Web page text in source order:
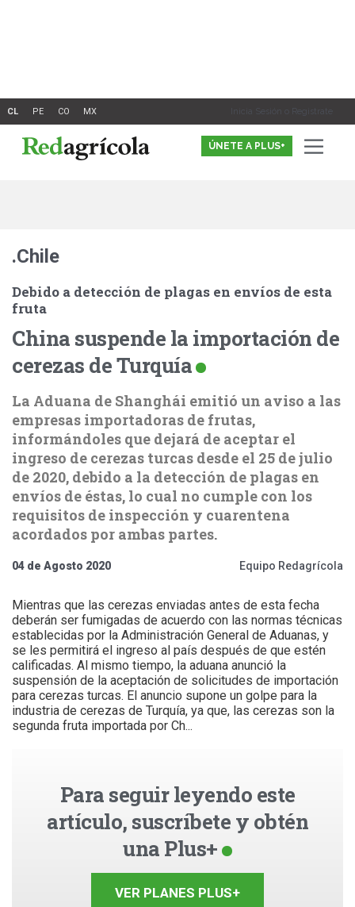
Inicia Sesión o Registrate
ÚNETE A PLUS+
.Chile
Debido a detección de plagas en envíos de esta
fruta
China suspende la importación de
cerezas de Turquía
La Aduana de Shanghái emitió un aviso a las
empresas importadoras de frutas,
informándoles que dejará de aceptar el
ingreso de cerezas turcas desde el 25 de julio
de 2020, debido a la detección de plagas en
envíos de éstas, lo cual no cumple con los
requisitos de inspección y cuarentena
acordados por ambas partes.
04 de Agosto 2020 Equipo Redagrícola
Mientras que las cerezas enviadas antes de esta fecha
deberán ser fumigadas de acuerdo con las normas técnicas
establecidas por la Administración General de Aduanas, y
se les permitirá el ingreso al país después de que estén
calificadas. Al mismo tiempo, la aduana anunció la
suspensión de la aceptación de solicitudes de importación
para cerezas turcas. El anuncio supone un golpe para la
industria de cerezas de Turquía, ya que, las cerezas son la
segunda fruta importada por Ch...
Para seguir leyendo este
artículo, suscríbete y obtén
una Plus+
VER PLANES PLUS+